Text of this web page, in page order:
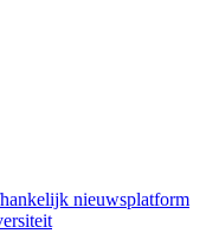
nieuwsplatform